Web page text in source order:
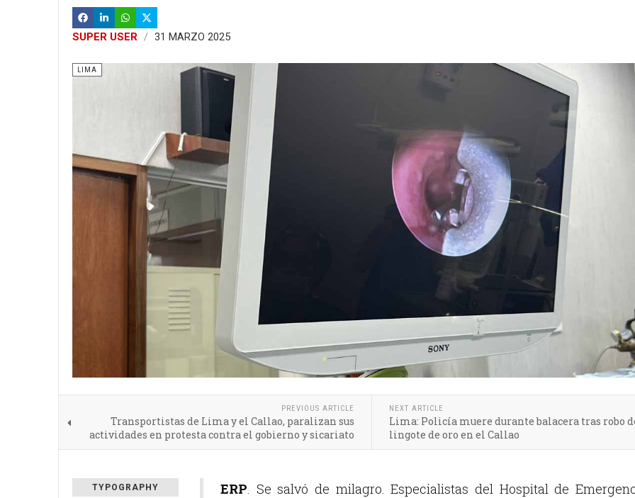
SUPER USER 31 MARZO 2025
LIMA
PREVIOUS ARTICLE
Transportistas de Lima y el Callao, paralizan sus
actividades en protesta contra el gobierno y sicariato
NEXT ARTICLE
Lima: Policía muere durante balacera tras robo
lingote de oro en el Callao
TYPOGRAPHY ERP . Se salvó de milagro. Especialistas del Hospital de